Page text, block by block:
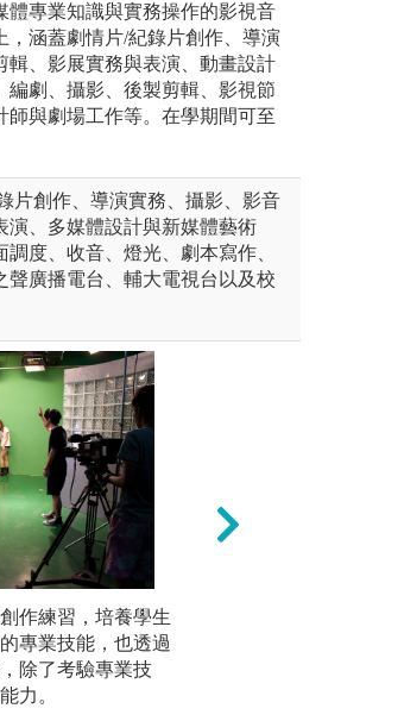
體專業知識與實務操作的影視音
涵蓋劇情片/紀錄片創作、導演
輯、影展實務與表演、動畫設計
劇、攝影、後製剪輯、影視節
師與劇場工作等。在學期間可至
片創作、導演實務、攝影、影音
演、多媒體設計與新媒體藝術
度、收音、燈光、劇本寫作、
廣播電台、輔大電視台以及校
料。
作練習，培養學生
專業技能，也透過
除了考驗專業技
力。